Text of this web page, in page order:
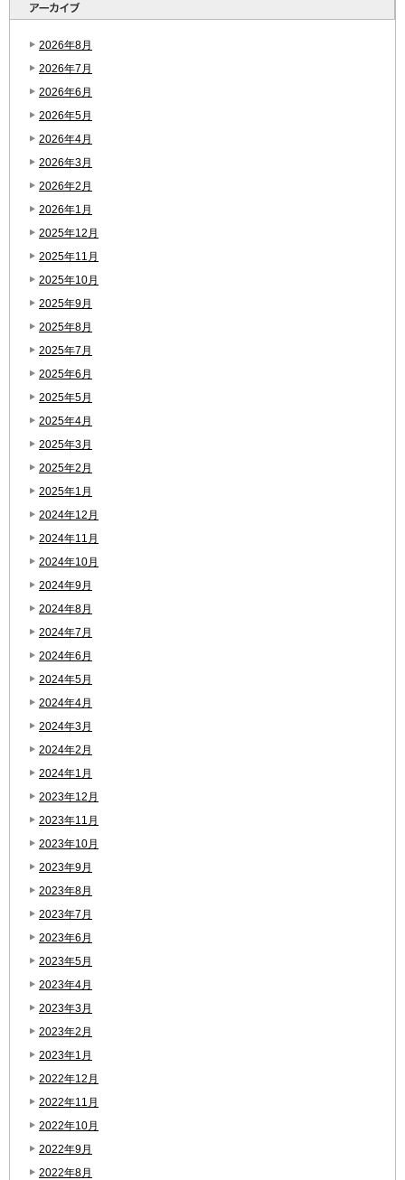
2026年8月
2026年7月
2026年6月
2026年5月
2026年4月
2026年3月
2026年2月
2026年1月
2025年12月
2025年11月
2025年10月
2025年9月
2025年8月
2025年7月
2025年6月
2025年5月
2025年4月
2025年3月
2025年2月
2025年1月
2024年12月
2024年11月
2024年10月
2024年9月
2024年8月
2024年7月
2024年6月
2024年5月
2024年4月
2024年3月
2024年2月
2024年1月
2023年12月
2023年11月
2023年10月
2023年9月
2023年8月
2023年7月
2023年6月
2023年5月
2023年4月
2023年3月
2023年2月
2023年1月
2022年12月
2022年11月
2022年10月
2022年9月
2022年8月